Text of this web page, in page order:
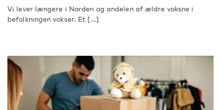
Vi lever længere i Norden og andelen af ældre voksne i
befolkningen vokser. Et [...]